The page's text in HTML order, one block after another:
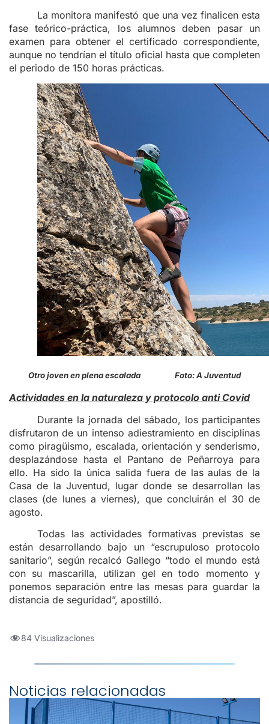
La monitora manifestó que una vez finalicen esta
fase teórico-práctica, los alumnos deben pasar un
examen para obtener el certificado correspondiente,
aunque no tendrían el título oficial hasta que completen
el periodo de 150 horas prácticas.
Otro joven en plena escalada Foto: A Juventud
Actividades en la naturaleza y protocolo anti Covid
Durante la jornada del sábado, los participantes
disfrutaron de un intenso adiestramiento en disciplinas
como piragüismo, escalada, orientación y senderismo,
desplazándose hasta el Pantano de Peñarroya para
ello. Ha sido la única salida fuera de las aulas de la
Casa de la Juventud, lugar donde se desarrollan las
clases (de lunes a viernes), que concluirán el 30 de
agosto.
Todas las actividades formativas previstas se
están desarrollando bajo un “escrupuloso protocolo
sanitario”, según recalcó Gallego “todo el mundo está
con su mascarilla, utilizan gel en todo momento y
ponemos separación entre las mesas para guardar la
distancia de seguridad”, apostilló.
84 Visualizaciones
Noticias relacionadas